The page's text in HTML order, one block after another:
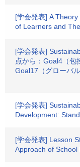
[学会発表] A
of Learners and
[学会発表]
点から：Goal4（包
Goal17（グローバ
[学会発表]
Development:
[学会発表] Lesson
Approach of School